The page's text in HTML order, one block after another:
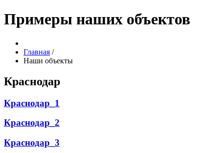
Примеры наших объектов
Главная /
Наши объекты
Краснодар
Краснодар_1
Краснодар_2
Краснодар_3